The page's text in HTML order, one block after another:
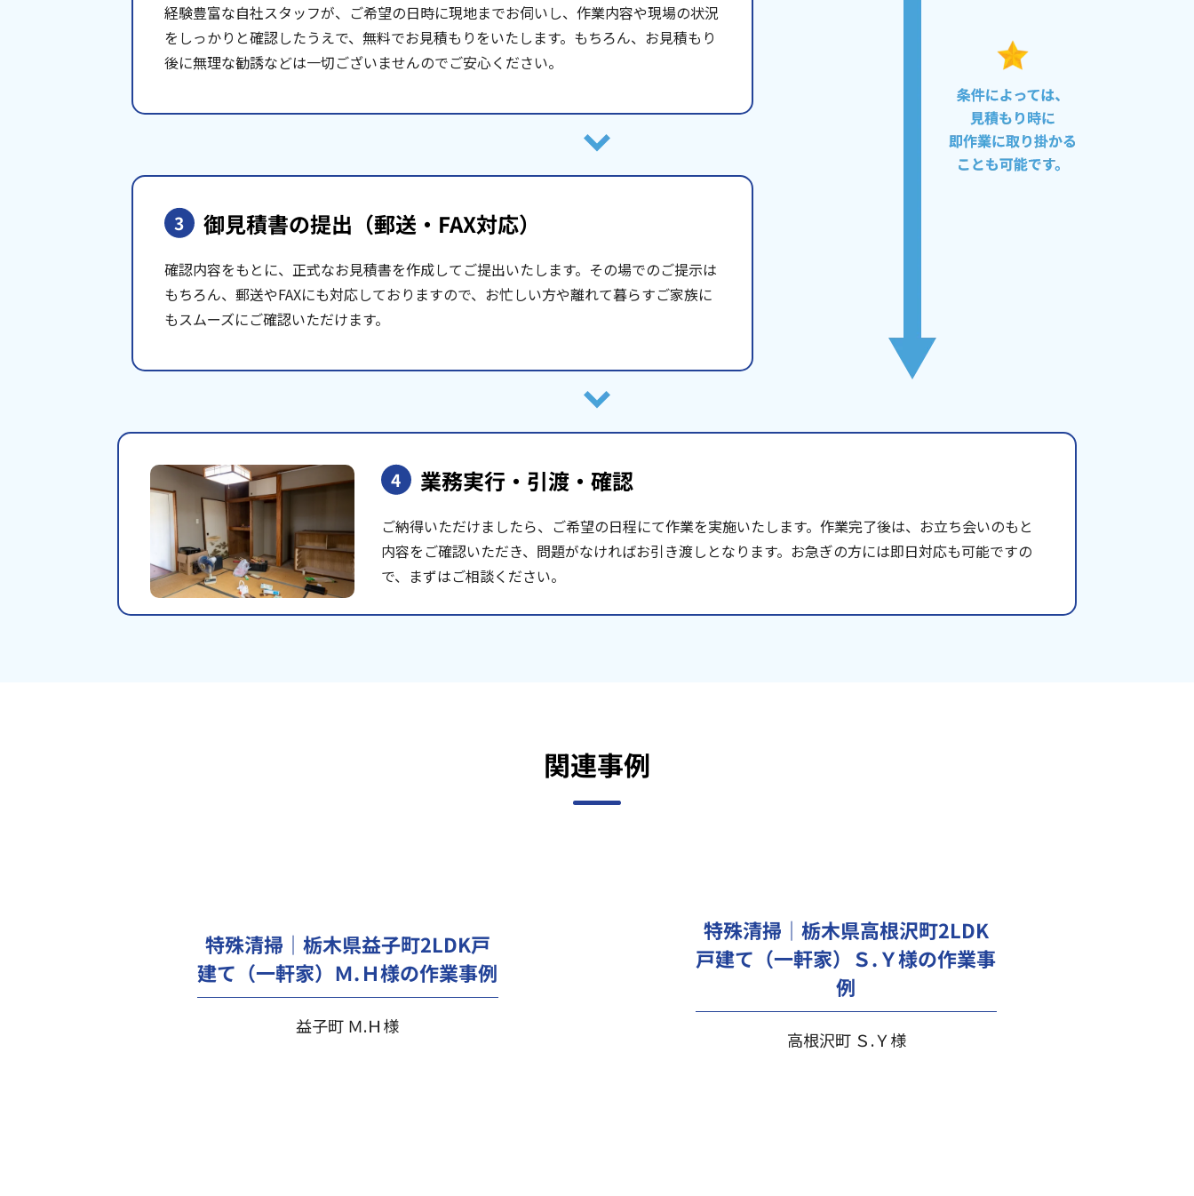
経験豊富な自社スタッフが、ご希望の日時に現地までお伺いし、作業内容や現場の状況
をしっかりと確認したうえで、無料でお見積もりをいたします。もちろん、お見積もり
後に無理な勧誘などは一切ございませんのでご安心ください。
3 御見積書の提出 （郵送・FAX対応）
確認内容をもとに、正式なお見積書を作成してご提出いたします。その場でのご提示は
もちろん、郵送やFAXにも対応しておりますので、お忙しい方や離れて暮らすご家族に
もスムーズにご確認いただけます。
4 業務実行・引渡・確認
ご納得いただけましたら、ご希望の日程にて作業を実施いたします。作業完了後は、お立ち会いのもと
内容をご確認いただき、問題がなければお引き渡しとなります。お急ぎの方には即日対応も可能ですの
で、まずはご相談ください。
関連事例
特殊清掃｜栃木県益子町2LDK戸
建て（一軒家）Ｍ.Ｈ様の作業事例
益子町 Ｍ.Ｈ様
特殊清掃｜栃木県高根沢町2LDK
戸建て（一軒家）Ｓ.Ｙ様の作業事
例
高根沢町 Ｓ.Ｙ様